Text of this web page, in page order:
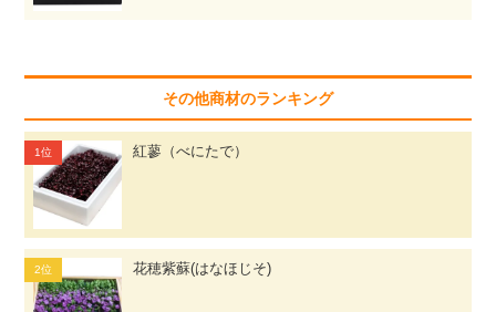
その他商材のランキング
紅蓼（べにたで）
花穂紫蘇(はなほじそ)